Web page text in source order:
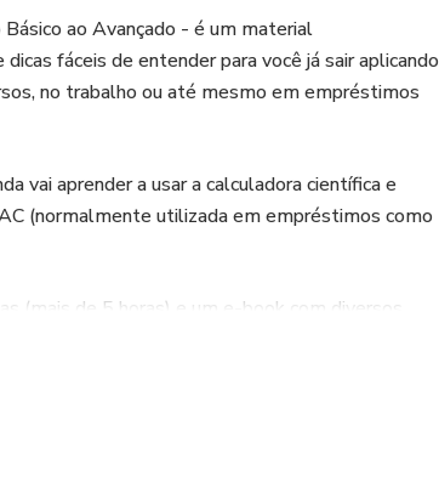
ao Avançado - é um material
fáceis de entender para você já sair aplicando
no trabalho ou até mesmo em empréstimos
vai aprender a usar a calculadora científica e
(normalmente utilizada em empréstimos como
(mais de 5 horas) e um e-book com diversos